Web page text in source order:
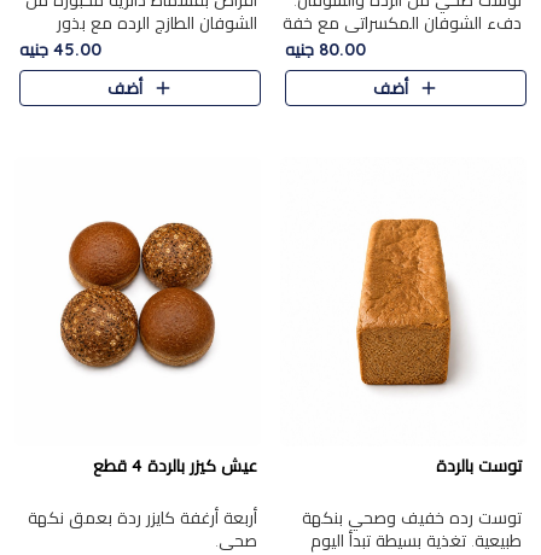
دفء الشوفان المكسراتي مع خفة
80.00 جنيه
أضف
الشوفان الطازج الرده مع بذور
مختارة. قرمشة الحبوب والبذور،
بداية صحية لكل صباح.
45.00 جنيه
أضف
توست بالردة
توست رده خفيف وصحي بنكهة
طبيعية. تغذية بسيطة تبدأ اليوم
عيش كيزر بالردة 4 قطع
أربعة أرغفة كايزر ردة بعمق نكهة
صحي.